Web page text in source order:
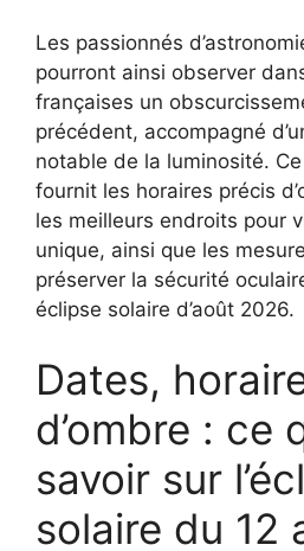
Les passionnés
pourront ainsi observer
françaises un
précédent, accompagné
notable de la luminosité.
fournit les horaires précis
les meilleurs endroits pour
unique, ainsi que les
préserver la sécurité
éclipse solaire d’août 2026.
Dates,
d’ombre : ce
savoir sur
solaire du 12